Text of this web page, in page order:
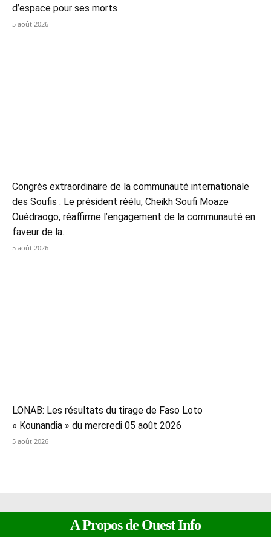
d’espace pour ses morts
5 août 2026
Congrès extraordinaire de la communauté internationale
des Soufis : Le président réélu, Cheikh Soufi Moaze
Ouédraogo, réaffirme l’engagement de la communauté en
faveur de la...
5 août 2026
LONAB: Les résultats du tirage de Faso Loto
« Kounandia » du mercredi 05 août 2026
5 août 2026
A Propos de Ouest Info